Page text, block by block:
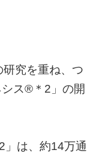
究を重ね、つ
ス®＊2」の開
」は、約14万通